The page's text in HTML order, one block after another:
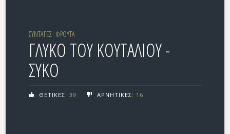
ΣΥΝΤΑΓΕΣ ΦΡΟΥΤΑ
ΓΛΥΚΟ ΤΟΥ ΚΟΥΤΑΛΙΟΥ -
ΣΥΚΟ
ΘΕΤΙΚΕΣ: 39 ΑΡΝΗΤΙΚΕΣ: 16